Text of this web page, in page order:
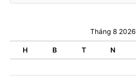
Tháng 8 2026
H B T N